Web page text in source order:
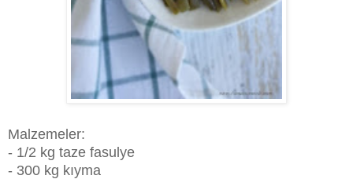
Malzemeler:
- 1/2 kg taze fasulye
- 300 kg kıyma